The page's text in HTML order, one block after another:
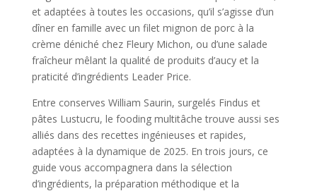
et adaptées à toutes les occasions, qu’il s’agisse d’un
dîner en famille avec un filet mignon de porc à la
crème déniché chez Fleury Michon, ou d’une salade
fraîcheur mêlant la qualité de produits d’aucy et la
praticité d’ingrédients Leader Price.
Entre conserves William Saurin, surgelés Findus et
pâtes Lustucru, le fooding multitâche trouve aussi ses
alliés dans des recettes ingénieuses et rapides,
adaptées à la dynamique de 2025. En trois jours, ce
guide vous accompagnera dans la sélection
d’ingrédients, la préparation méthodique et la